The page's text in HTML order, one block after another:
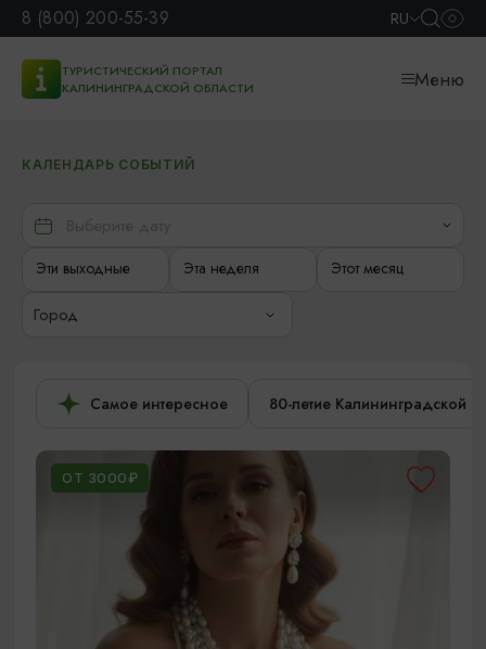
8 (800) 200-55-39 RU
ТУРИСТИЧЕСКИЙ ПОРТАЛ
КАЛИНИНГРАДСКОЙ ОБЛАСТИ
Меню
КАЛЕНДАРЬ СОБЫТИЙ
Эти выходные Эта неделя Этот месяц
Город
Самое интересное 80-летие Калининградской
ОТ 3000₽